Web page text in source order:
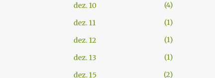
dez. 10
4
dez. 11
1
dez. 12
1
dez. 13
1
dez. 15
2